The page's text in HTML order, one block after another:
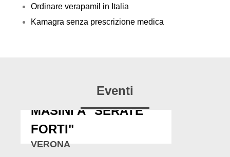
Ordinare verapamil in Italia
Kamagra senza prescrizione medica
Eventi
MASINI A "SERATE
FORTI"
VERONA